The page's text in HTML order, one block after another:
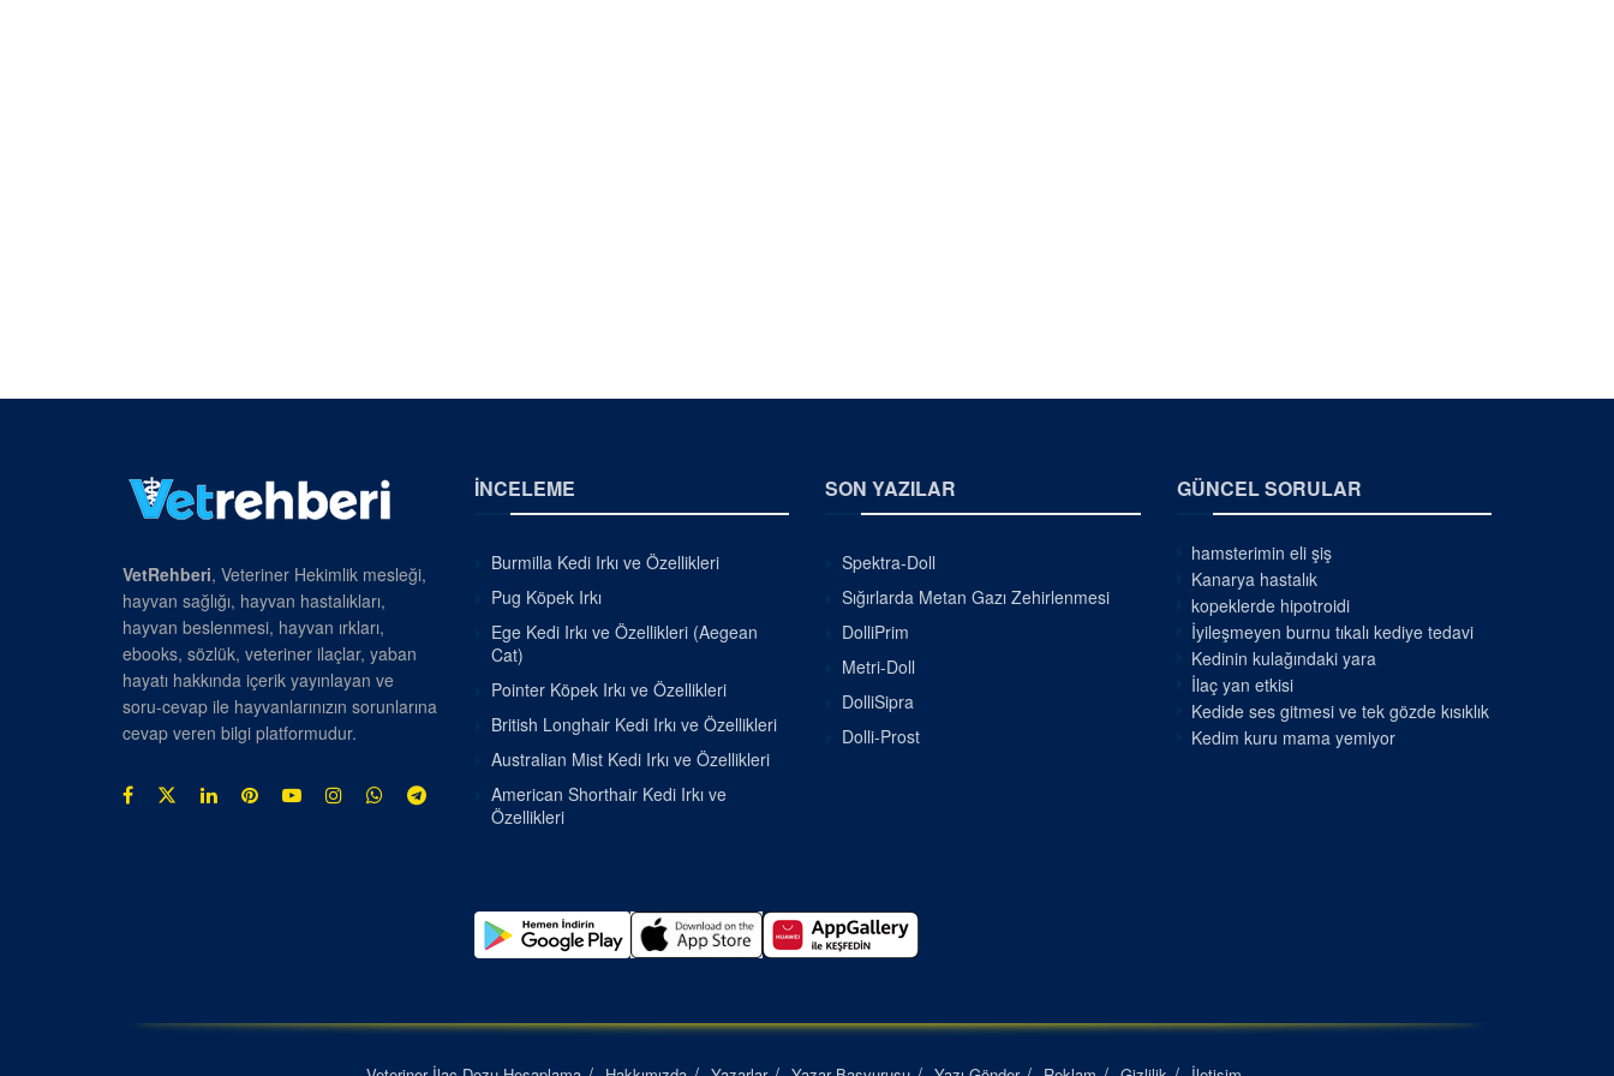
VetRehberi, Veteriner Hekimlik mesleği,
hayvan sağlığı, hayvan hastalıkları,
hayvan beslenmesi, hayvan ırkları,
ebooks, sözlük, veteriner ilaçlar, yaban
hayatı hakkında içerik yayınlayan ve
soru-cevap ile hayvanlarınızın sorunlarına
cevap veren bilgi platformudur.
İNCELEME
Burmilla Kedi Irkı ve Özellikleri
Pug Köpek Irkı
Ege Kedi Irkı ve Özellikleri (Aegean
Cat)
Pointer Köpek Irkı ve Özellikleri
British Longhair Kedi Irkı ve Özellikleri
Australian Mist Kedi Irkı ve Özellikleri
American Shorthair Kedi Irkı ve
Özellikleri
SON YAZILAR
Spektra-Doll
Sığırlarda Metan Gazı Zehirlenmesi
DolliPrim
Metri-Doll
DolliSipra
Dolli-Prost
GÜNCEL SORULAR
hamsterimin eli şiş
Kanarya hastalık
kopeklerde hipotroidi
İyileşmeyen burnu tıkalı kediye tedavi
Kedinin kulağındaki yara
İlaç yan etkisi
Kedide ses gitmesi ve tek gözde kısıklık
Kedim kuru mama yemiyor